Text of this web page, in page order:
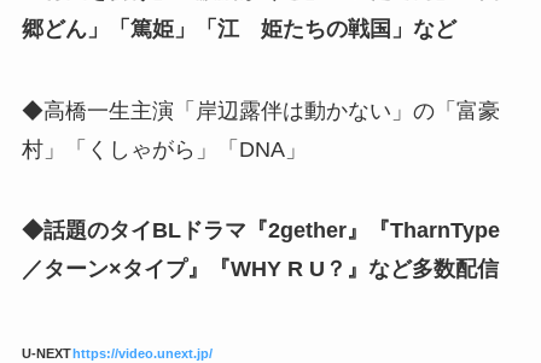
郷どん」「篤姫」「江 姫たちの戦国」など
◆高橋一生主演「岸辺露伴は動かない」の「富豪
村」「くしゃがら」「DNA」
◆話題のタイBLドラマ『2gether』『TharnType
／ターン×タイプ』『WHY R U？』など多数配信
U-NEXT https://video.unext.jp/